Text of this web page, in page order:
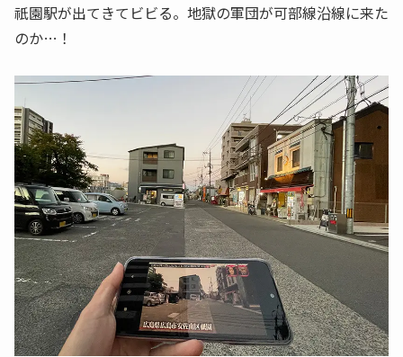
祇園駅が出てきてビビる。地獄の軍団が可部線沿線に来た
のか…！